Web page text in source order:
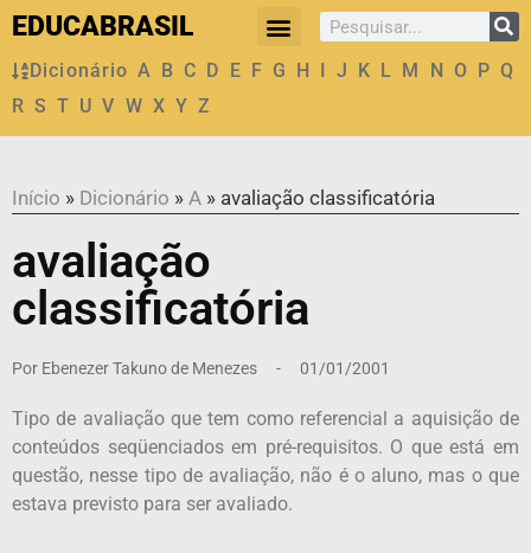
EDUCABRASIL
Dicionário A B C D E F G H I J K L M N O P Q
R S T U V W X Y Z
Início » Dicionário » A » avaliação classificatória
avaliação
classificatória
Por Ebenezer Takuno de Menezes - 01/01/2001
Tipo de avaliação que tem como referencial a aquisição de
conteúdos seqüenciados em pré-requisitos. O que está em
questão, nesse tipo de avaliação, não é o aluno, mas o que
estava previsto para ser avaliado.